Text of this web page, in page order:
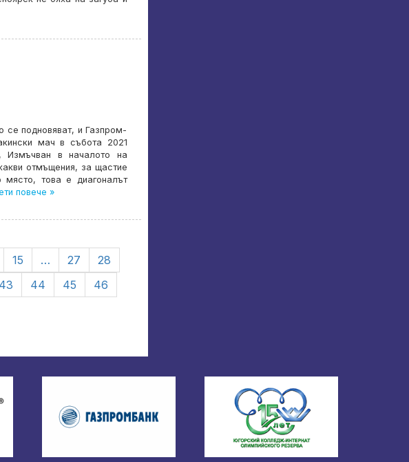
се подновяват, и Газпром-
мач в събота 2021
Измъчван в началото на
отмъщения, за щастие
това е диагоналът
повече »
15 … 27
28
43 44 45
46